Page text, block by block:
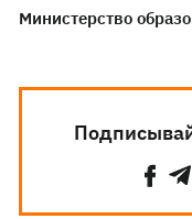
Министерство